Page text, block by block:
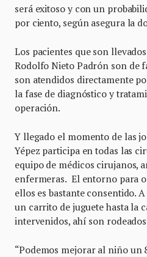
será exitoso y con un
por ciento, según asegura la
Los pacientes que son
Rodolfo Nieto Padrón son de
son atendidos directamente
la fase de diagnóstico y
operación.
Y llegado el momento de las
Yépez participa en todas las
equipo de médicos cirujanos,
enfermeras. El entorno para
ellos es bastante consentido.
un carrito de juguete hasta la
intervenidos, ahí son
“Podemos mejorar al niño un